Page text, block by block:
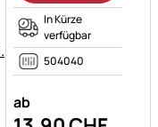
In Kürze
verfügbar
504040
ab